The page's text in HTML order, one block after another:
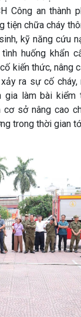
Công an thành
tiện chữa cháy
kỹ năng cứu
huống khẩn
kiến thức, nâng
ra sự cố cháy,
làm bài kiểm
cơ sở nâng cao
trong thời gian